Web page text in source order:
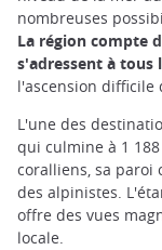
nombreuses
La région compte
s'adressent à tous
l'ascension difficile
L'une des
qui culmine à 1
coralliens, sa paroi
des alpinistes.
offre des vues
locale.